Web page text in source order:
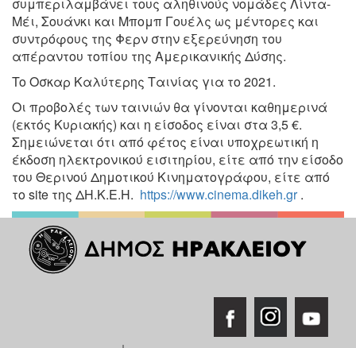
Μέι, Σουάνκι και Μπομπ Γουέλς ως μέντορες και
συντρόφους της Φερν στην εξερεύνηση του
απέραντου τοπίου της Αμερικανικής Δύσης.
To Οσκαρ Καλύτερης Ταινίας για το 2021.
Οι προβολές των ταινιών θα γίνονται καθημερινά
(εκτός Κυριακής) και η είσοδος είναι στα 3,5 €.
Σημειώνεται ότι από φέτος είναι υποχρεωτική η
έκδοση ηλεκτρονικού εισιτηρίου, είτε από την είσοδο
του Θερινού Δημοτικού Κινηματογράφου, είτε από
το site της ΔΗ.Κ.Ε.Η. https://www.cinema.dikeh.gr.